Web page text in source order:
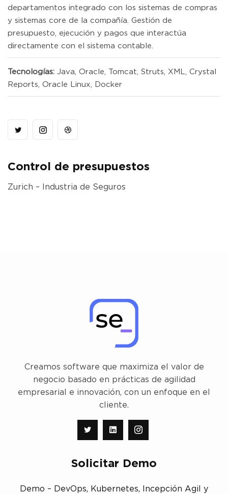
departamentos integrado con los sistemas de compras
y sistemas core de la compañía. Gestión de
presupuesto, ejecución y pagos que interactúa
directamente con el sistema contable.
Tecnologías: Java, Oracle, Tomcat, Struts, XML, Crystal
Reports, Oracle Linux, Docker
Control de presupuestos
Zurich – Industria de Seguros
Creamos software que maximiza el valor de
negocio basado en prácticas de agilidad
empresarial e innovación, con un enfoque en el
cliente.
Solicitar Demo
Demo – DevOps, Kubernetes, Incepción Agil y